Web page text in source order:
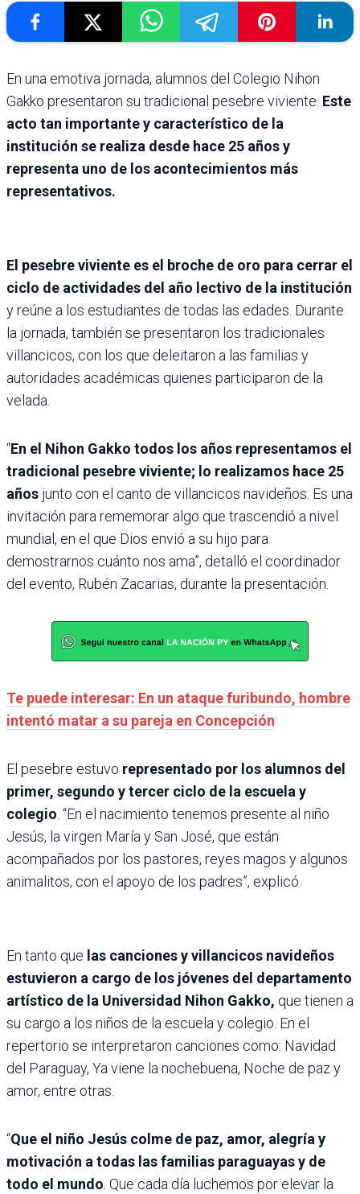
En una emotiva jornada, alumnos del Colegio Nihon
Gakko presentaron su tradicional pesebre viviente. Este
acto tan importante y característico de la
institución se realiza desde hace 25 años y
representa uno de los acontecimientos más
representativos.
El pesebre viviente es el broche de oro para cerrar el
ciclo de actividades del año lectivo de la institución
y reúne a los estudiantes de todas las edades. Durante
la jornada, también se presentaron los tradicionales
villancicos, con los que deleitaron a las familias y
autoridades académicas quienes participaron de la
velada.
“En el Nihon Gakko todos los años representamos el
tradicional pesebre viviente; lo realizamos hace 25
años junto con el canto de villancicos navideños. Es una
invitación para rememorar algo que trascendió a nivel
mundial, en el que Dios envió a su hijo para
demostrarnos cuánto nos ama”, detalló el coordinador
del evento, Rubén Zacarias, durante la presentación.
Te puede interesar: En un ataque furibundo, hombre
intentó matar a su pareja en Concepción
El pesebre estuvo representado por los alumnos del
primer, segundo y tercer ciclo de la escuela y
colegio . “En el nacimiento tenemos presente al niño
Jesús, la virgen María y San José, que están
acompañados por los pastores, reyes magos y algunos
animalitos, con el apoyo de los padres”, explicó.
En tanto que las canciones y villancicos navideños
estuvieron a cargo de los jóvenes del departamento
artístico de la Universidad Nihon Gakko, que tienen a
su cargo a los niños de la escuela y colegio. En el
repertorio se interpretaron canciones como: Navidad
del Paraguay, Ya viene la nochebuena, Noche de paz y
amor, entre otras.
“Que el niño Jesús colme de paz, amor, alegría y
motivación a todas las familias paraguayas y de
todo el mundo . Que cada día luchemos por elevar la